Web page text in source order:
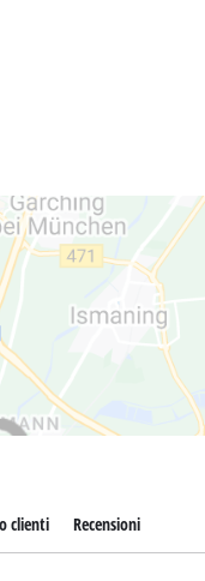
clienti Recensioni